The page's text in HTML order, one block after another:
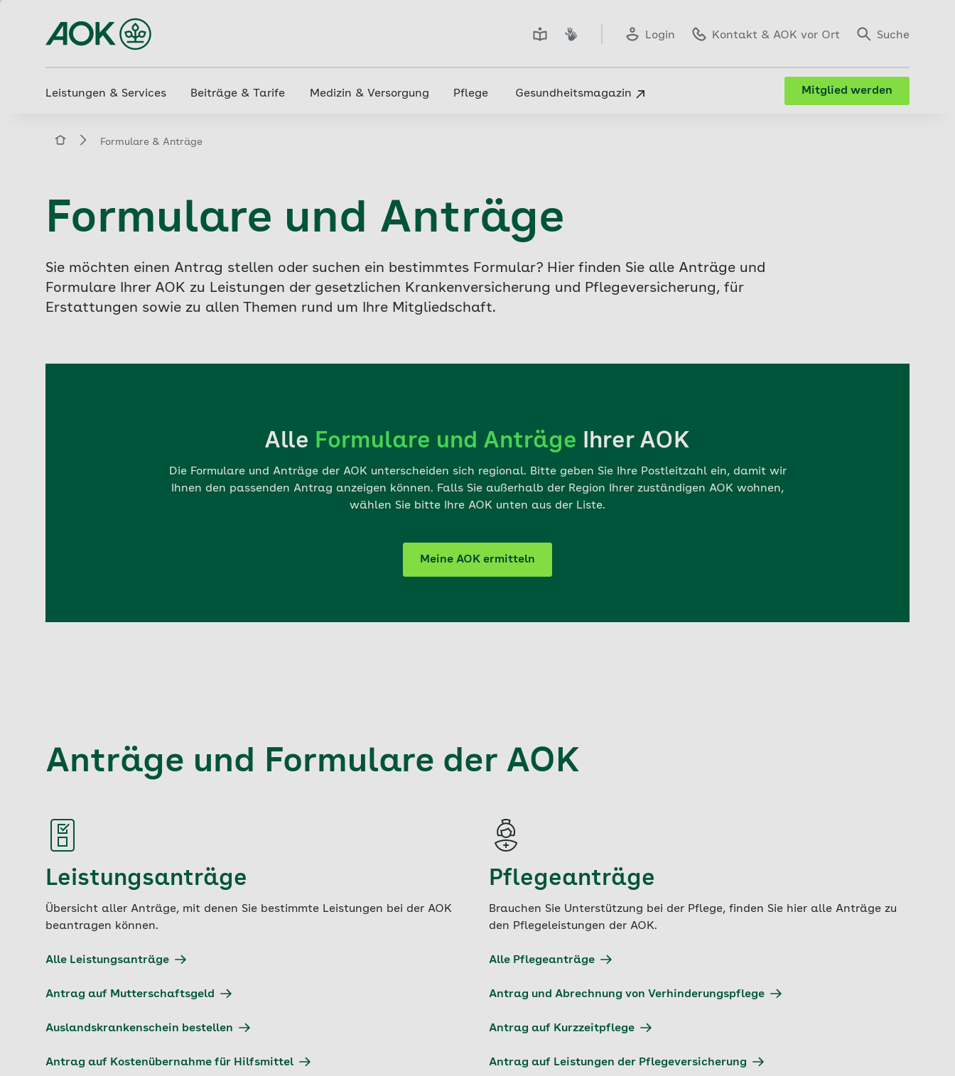
Hauptinhalt
springen
Login Kontakt & AOK vor Ort Suche
Leistungen & Services Beiträge & Tarife Medizin & Versorgung Pflege Gesundheitsmagazin Mitglied werden
aok.de Formulare & Anträge
Formulare und Anträge
Sie möchten einen Antrag stellen oder suchen ein bestimmtes Formular? Hier finden Sie alle Anträge und
Formulare Ihrer AOK zu Leistungen der gesetzlichen Krankenversicherung und Pflegeversicherung, für
Erstattungen sowie zu allen Themen rund um Ihre Mitgliedschaft.
Alle Formulare und Anträge Ihrer AOK
Die Formulare und Anträge der AOK unterscheiden sich regional. Bitte geben Sie Ihre Postleitzahl ein, damit wir
Ihnen den passenden Antrag anzeigen können. Falls Sie außerhalb der Region Ihrer zuständigen AOK wohnen,
wählen Sie bitte Ihre AOK unten aus der Liste.
Meine AOK ermitteln
Anträge und Formulare der AOK
Leistungsanträge
Übersicht aller Anträge, mit denen Sie bestimmte Leistungen bei der AOK
beantragen können.
Alle Leistungsanträge
Antrag auf Mutterschaftsgeld
Auslandskrankenschein bestellen
Antrag auf Kostenübernahme für Hilfsmittel
Pflegeanträge
Brauchen Sie Unterstützung bei der Pflege, finden Sie hier alle Anträge zu
den Pflegeleistungen der AOK.
Alle Pflegeanträge
Antrag und Abrechnung von Verhinderungspflege
Antrag auf Kurzzeitpflege
Antrag auf Leistungen der Pflegeversicherung